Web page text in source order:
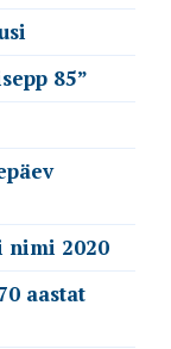
85”
nimi 2020
aastat